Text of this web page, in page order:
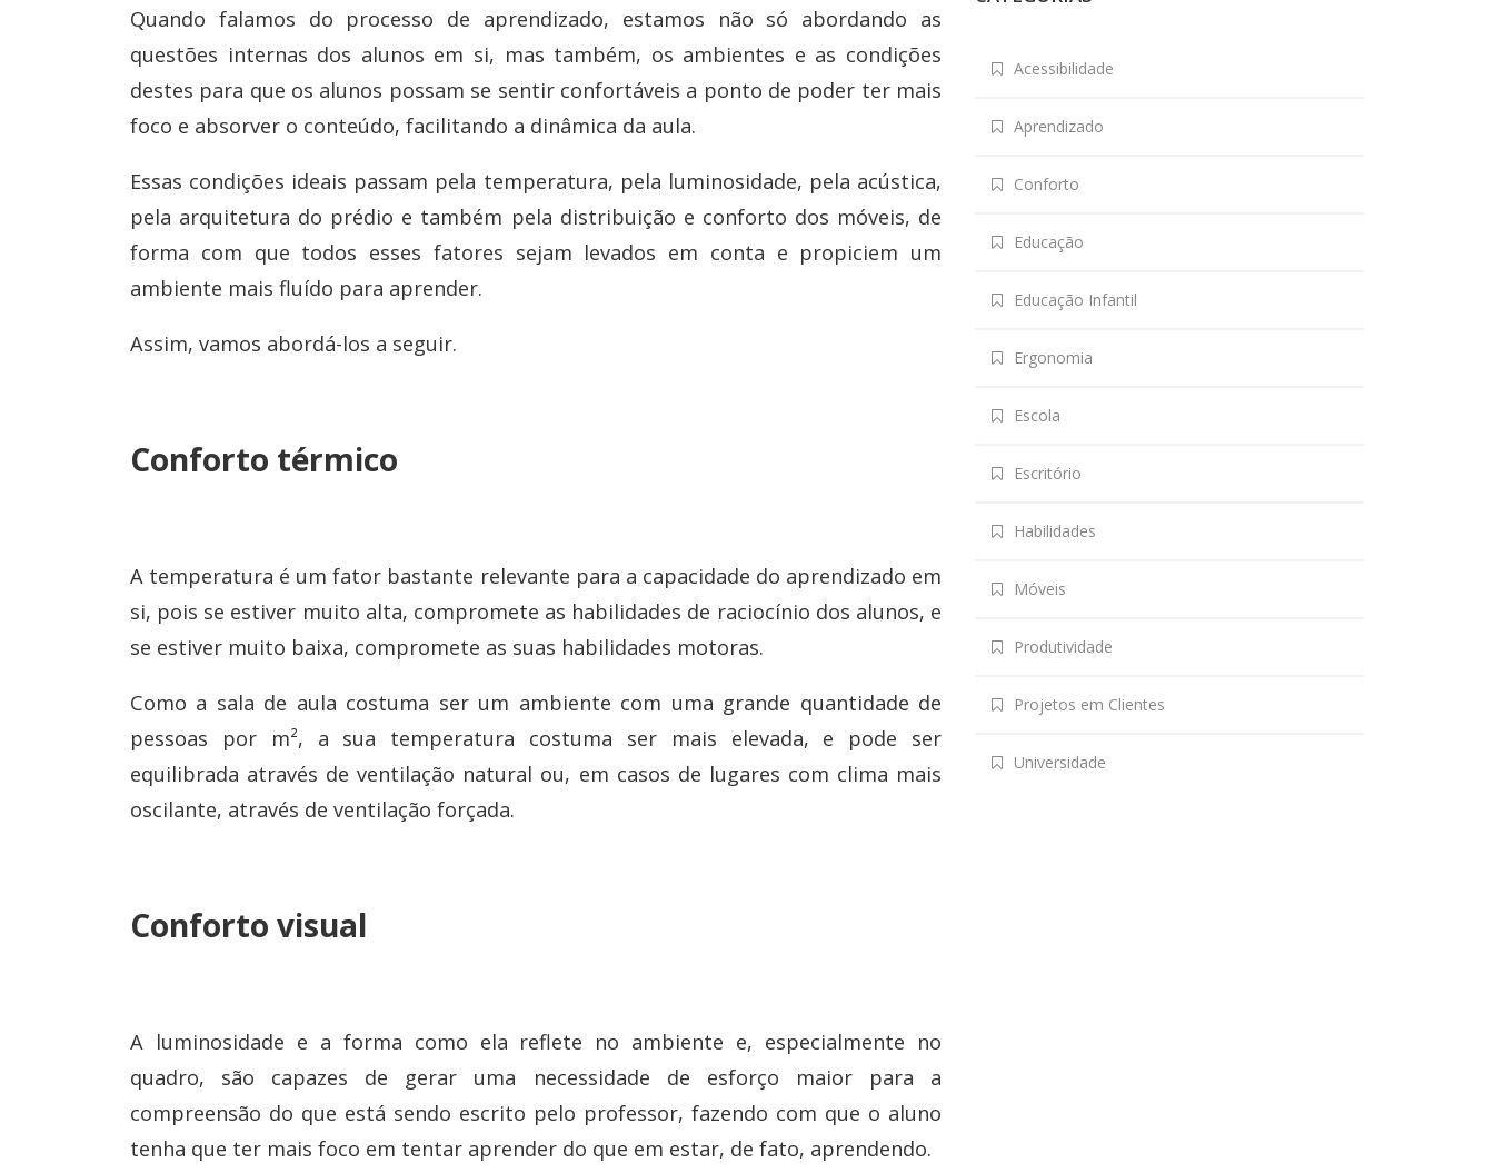
Quando falamos do processo de aprendizado, estamos não só abordando as
questões internas dos alunos em si, mas também, os ambientes e as condições
destes para que os alunos possam se sentir confortáveis a ponto de poder ter mais
foco e absorver o conteúdo, facilitando a dinâmica da aula.
Essas condições ideais passam pela temperatura, pela luminosidade, pela acústica,
pela arquitetura do prédio e também pela distribuição e conforto dos móveis, de
forma com que todos esses fatores sejam levados em conta e propiciem um
ambiente mais fluído para aprender.
Assim, vamos abordá-los a seguir.
Conforto térmico
A temperatura é um fator bastante relevante para a capacidade do aprendizado em
si, pois se estiver muito alta, compromete as habilidades de raciocínio dos alunos, e
se estiver muito baixa, compromete as suas habilidades motoras.
Como a sala de aula costuma ser um ambiente com uma grande quantidade de
pessoas por m², a sua temperatura costuma ser mais elevada, e pode ser
equilibrada através de ventilação natural ou, em casos de lugares com clima mais
oscilante, através de ventilação forçada.
Conforto visual
A luminosidade e a forma como ela reflete no ambiente e, especialmente no
quadro, são capazes de gerar uma necessidade de esforço maior para a
compreensão do que está sendo escrito pelo professor, fazendo com que o aluno
tenha que ter mais foco em tentar aprender do que em estar, de fato, aprendendo.
Acessibilidade
Aprendizado
Conforto
Educação
Educação Infantil
Ergonomia
Escola
Escritório
Habilidades
Móveis
Produtividade
Projetos em Clientes
Universidade